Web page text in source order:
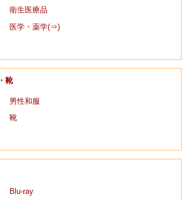
衛生医療品
医学・薬学(⇒)
靴
男性和服
靴
Blu-ray